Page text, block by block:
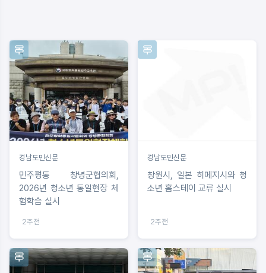
경남도민신문
민주평통 창녕군협의회,
2026년 청소년 통일현장 체
험학습 실시
2주전
경남도민신문
창원시, 일본 히메지시와 청
소년 홈스테이 교류 실시
2주전